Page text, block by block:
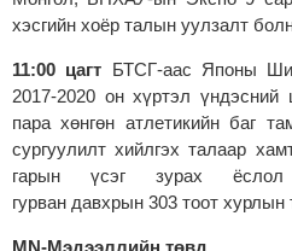
хэсгийн хоёр талын уулзалт
11:00 цагт БТСГ-аас Японы
2017-2020 он хүртэл
пара хөнгөн атлетикийн баг
сургуулилт хийлгэх талаар
гарын үсэг зурах
гурван давхрын 303 тоот